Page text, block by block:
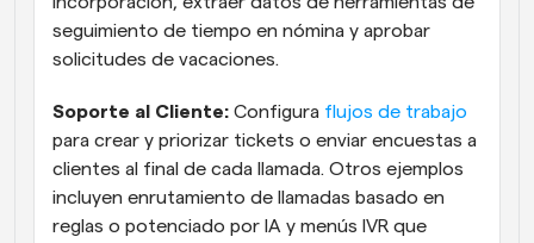
seguimiento de tiempo en nómina y aprobar
solicitudes de vacaciones.
Soporte al Cliente: Configura flujos de trabajo
para crear y priorizar tickets o enviar encuestas a
clientes al final de cada llamada. Otros ejemplos
incluyen enrutamiento de llamadas basado en
reglas o potenciado por IA y menús IVR que